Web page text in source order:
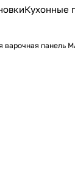
Кухонные
варочная панель